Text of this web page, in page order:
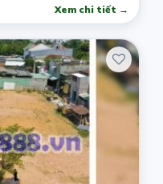
Xem chi tiết →